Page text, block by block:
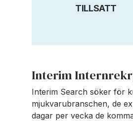
TILLSATT
Interim
Interim Search söker för
mjukvarubranschen, de
dagar per vecka de